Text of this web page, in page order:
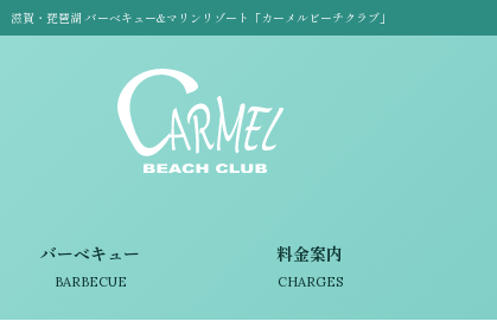
滋賀・琵琶湖 バーベキュー&マリンリゾート「カーメルビーチクラブ」
バーベキュー
BARBECUE
料金案内
CHARGES